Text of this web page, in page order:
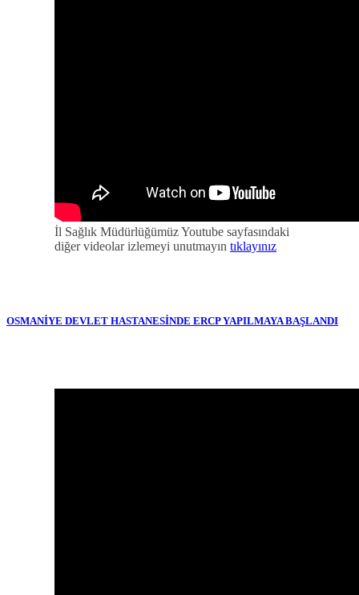
İl Sağlık Müdürlüğümüz Youtube sayfasındaki
diğer videolar izlemeyi unutmayın tıklayınız
OSMANİYE DEVLET HASTANESİNDE ERCP YAPILMAYA BAŞLANDI